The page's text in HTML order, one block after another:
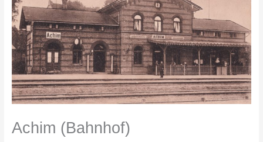
Achim (Bahnhof)